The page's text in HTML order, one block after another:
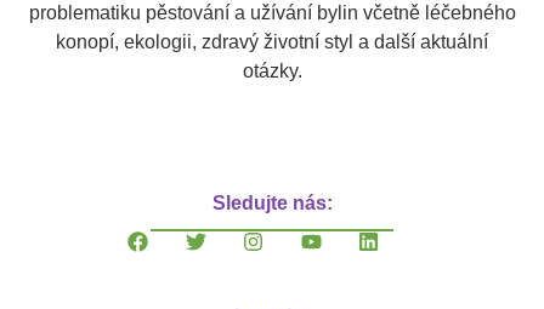
problematiku pěstování a užívání bylin včetně léčebného
konopí, ekologii, zdravý životní styl a další aktuální
otázky.
Sledujte nás: